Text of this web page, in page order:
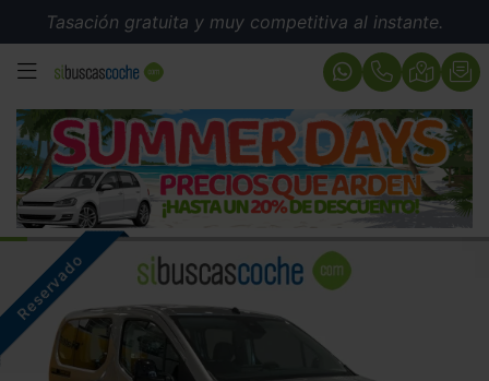
Tasación gratuita y muy competitiva al instante.
MENÚ